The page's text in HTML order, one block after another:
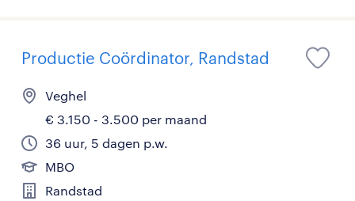
Productie Coördinator, Randstad
Veghel
€ 3.150 - 3.500 per maand
36 uur, 5 dagen p.w.
MBO
Randstad